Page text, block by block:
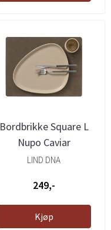
Bordbrikke Square L
Nupo Caviar
LIND DNA
249,-
Kjøp